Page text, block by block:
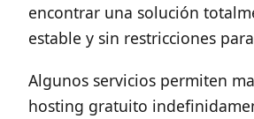
encontrar una solución
estable y sin restricciones
Algunos servicios permiten
hosting gratuito